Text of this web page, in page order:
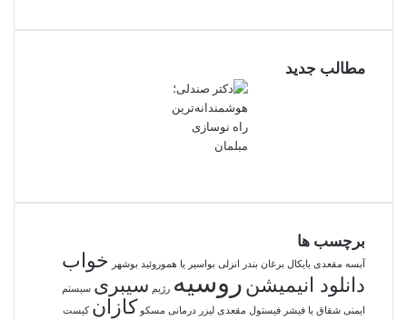
مطالب جدید
برچسب ها
آبسه مقعدی بایکال برغان بندر انزلی بواسیر یا هموروئید بوشهر
خواب
دانلود انیمیشن روسیه رژیم سیبری سیستم
ایمنی شقاق یا فیشر فیستول مقعدی لیزر درمانی مسکو کازان کیست